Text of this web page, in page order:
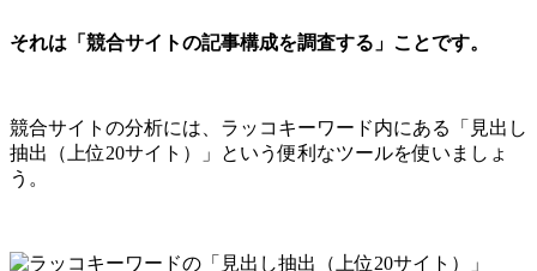
それは「競合サイトの記事構成を調査する」ことです。
競合サイトの分析には、ラッコキーワード内にある「見出し
抽出（上位20サイト）」という便利なツールを使いましょ
う。